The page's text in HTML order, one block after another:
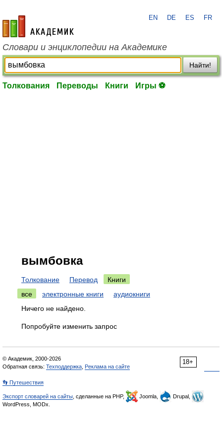
academic.ru
EN DE ES FR
Словари и энциклопедии на Академике
Найти!
Толкования Переводы Книги Игры ⚽
вымбовка
Толкование Перевод
Книги
все
электронные книги
аудиокниги
Ничего не найдено.
Попробуйте изменить запрос
18+
© Академик, 2000-2026
Обратная связь: Техподдержка Реклама на сайте
👣 Путешествия
Экспорт словарей на сайты , сделанные на PHP, Joomla,
Drupal,
WordPress, MODx.